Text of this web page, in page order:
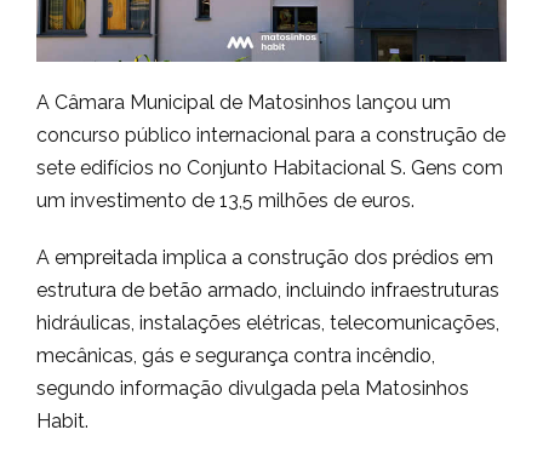
A Câmara Municipal de Matosinhos lançou um
concurso público internacional para a construção de
sete edifícios no Conjunto Habitacional S. Gens com
um investimento de 13,5 milhões de euros.
A empreitada implica a construção dos prédios em
estrutura de betão armado, incluindo infraestruturas
hidráulicas, instalações elétricas, telecomunicações,
mecânicas, gás e segurança contra incêndio,
segundo informação divulgada pela Matosinhos
Habit.